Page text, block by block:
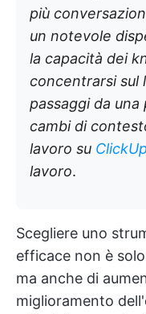
più
un notevole
la capacità dei
concentrarsi sul
passaggi da
cambi di
lavoro su ClickUp
lavoro.
Scegliere uno
efficace non è
ma anche di
miglioramento